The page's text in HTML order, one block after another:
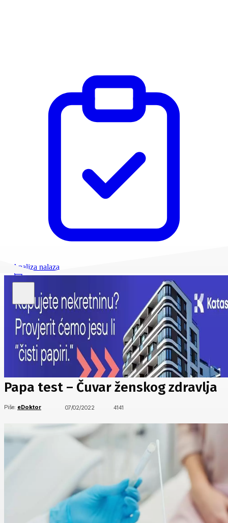
Analiza nalaza
Papa test – Čuvar ženskog zdravlja
Piše: eDoktor 07/02/2022 4141